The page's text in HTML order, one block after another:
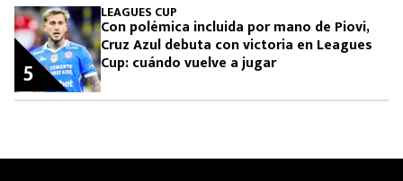
LEAGUES CUP
Con polémica incluida por mano de Piovi,
Cruz Azul debuta con victoria en Leagues
Cup: cuándo vuelve a jugar
5